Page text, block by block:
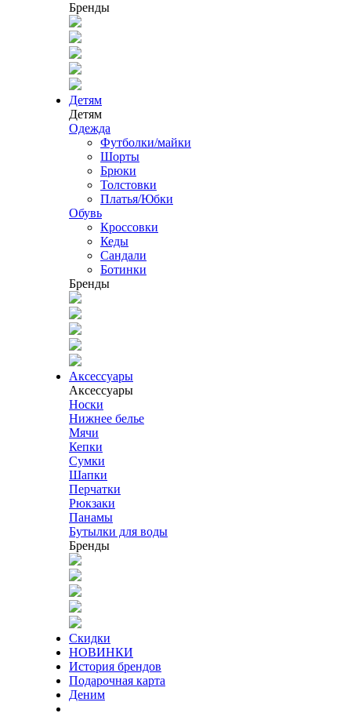
Бренды
Детям
Детям
Одежда
Футболки/майки
Шорты
Брюки
Толстовки
Платья/Юбки
Обувь
Кроссовки
Кеды
Сандали
Ботинки
Бренды
Аксессуары
Аксессуары
Носки
Нижнее белье
Мячи
Кепки
Сумки
Шапки
Перчатки
Рюкзаки
Панамы
Бутылки для воды
Бренды
Скидки
НОВИНКИ
История брендов
Подарочная карта
Деним